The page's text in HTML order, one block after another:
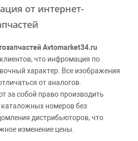
от интернет-
Avtomarket34.ru
что инфромация по
характер. Все изображения
от аналогов.
за собой право производить
номеров без
дистрибьюторов, что
изменение цены.